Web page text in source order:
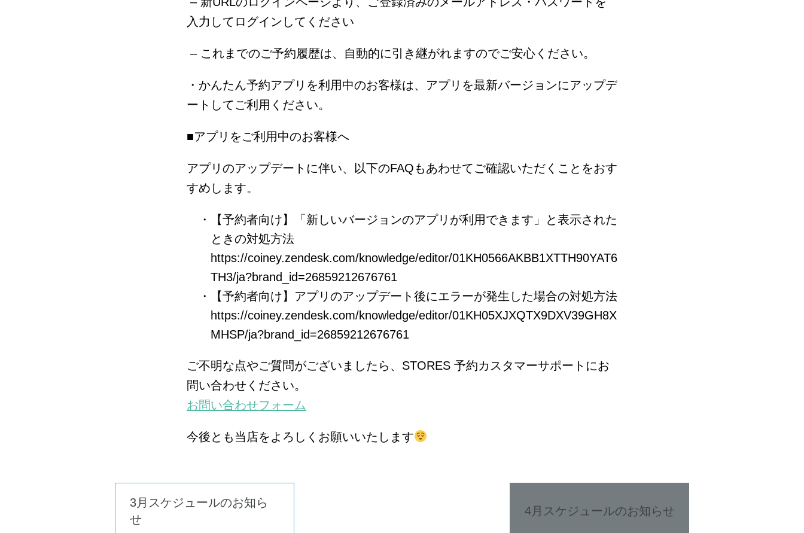
入力してログインしてください
– これまでのご予約履歴は、自動的に引き継がれますのでご安心ください。
・かんたん予約アプリを利用中のお客様は、アプリを最新バージョンにアップデ
ートしてご利用ください。
■アプリをご利用中のお客様へ
アプリのアップデートに伴い、以下のFAQもあわせてご確認いただくことをおす
すめします。
【予約者向け】「新しいバージョンのアプリが利用できます」と表示された
ときの対処方法
https://coiney.zendesk.com/knowledge/editor/01KH0566AKBB1XTTH90YAT6
TH3/ja?brand_id=26859212676761
【予約者向け】アプリのアップデート後にエラーが発生した場合の対処方法
https://coiney.zendesk.com/knowledge/editor/01KH05XJXQTX9DXV39GH8X
MHSP/ja?brand_id=26859212676761
ご不明な点やご質問がございましたら、STORES 予約カスタマーサポートにお
問い合わせください。
お問い合わせフォーム
今後とも当店をよろしくお願いいたします
3月スケジュールのお知ら
せ
4月スケジュールのお知らせ